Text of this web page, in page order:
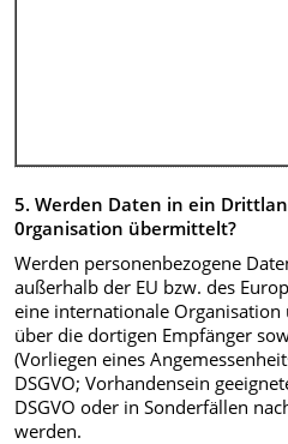
5. Werden Daten in ein
0rganisation übermittelt?
Werden personenbezogene
außerhalb der EU bzw. des
eine internationale Organisation
über die dortigen Empfänger
(Vorliegen eines
DSGVO; Vorhandensein
DSGVO oder in Sonderfällen
werden.